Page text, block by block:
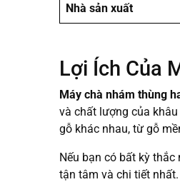
Nhà sản xuất
Lợi Ích Của
Máy chà nhám thùng
và chất lượng của
gỗ khác nhau, từ gỗ
Nếu bạn có bất kỳ
tận tâm và chi tiết nhất.